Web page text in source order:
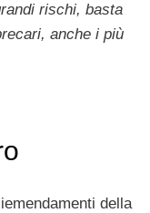
rischi, basta
anche i più
della